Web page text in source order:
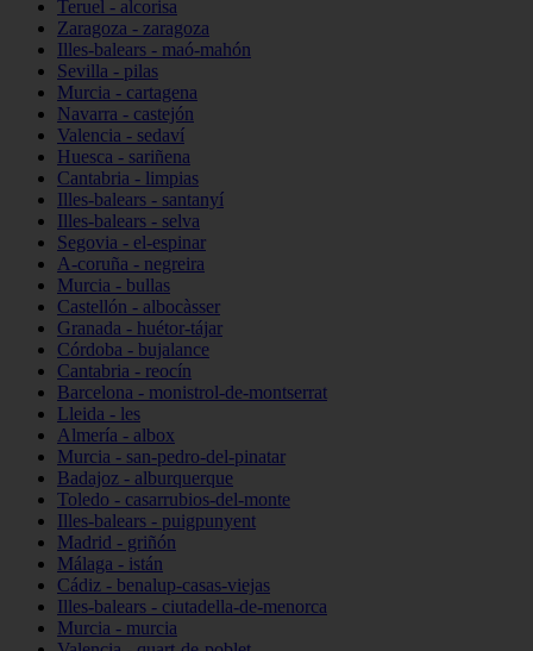
Teruel - alcorisa
Zaragoza - zaragoza
Illes-balears - maó-mahón
Sevilla - pilas
Murcia - cartagena
Navarra - castejón
Valencia - sedaví
Huesca - sariñena
Cantabria - limpias
Illes-balears - santanyí
Illes-balears - selva
Segovia - el-espinar
A-coruña - negreira
Murcia - bullas
Castellón - albocàsser
Granada - huétor-tájar
Córdoba - bujalance
Cantabria - reocín
Barcelona - monistrol-de-montserrat
Lleida - les
Almería - albox
Murcia - san-pedro-del-pinatar
Badajoz - alburquerque
Toledo - casarrubios-del-monte
Illes-balears - puigpunyent
Madrid - griñón
Málaga - istán
Cádiz - benalup-casas-viejas
Illes-balears - ciutadella-de-menorca
Murcia - murcia